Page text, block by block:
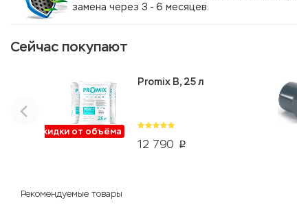
замена через 3 - 6 месяцев.
Сейчас покупают
Скидки от объёма
12 790 p
Promix B, 25 л
Рекомендуемые товары